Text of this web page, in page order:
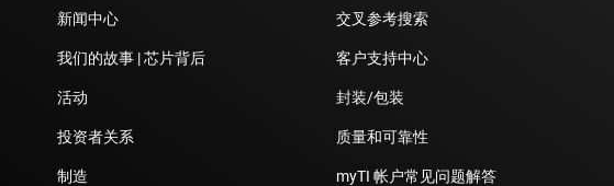
新闻中心
我们的故事 | 芯片背后
活动
投资者关系
制造
交叉参考搜索
客户支持中心
封装/包装
质量和可靠性
myTI 帐户常见问题解答